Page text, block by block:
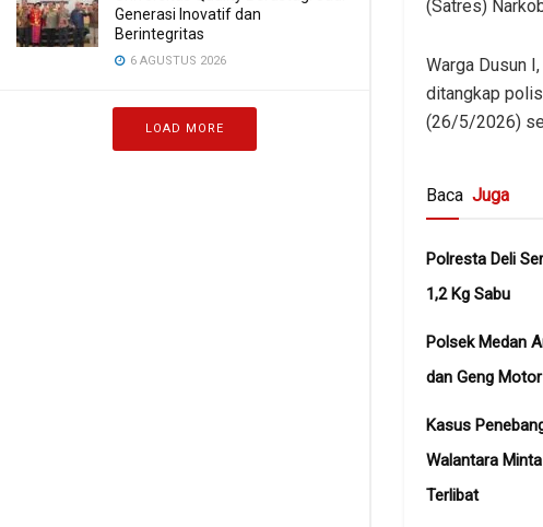
Generasi Inovatif dan
Berintegritas
6 AGUSTUS 2026
LOAD MORE
(Satres)
Warga Dusun
ditangkap
(26/5/2026)
Baca Juga
Polresta Deli
1,2 Kg Sabu
Polsek Medan
dan Geng Motor
Kasus
Walantara
Terlibat